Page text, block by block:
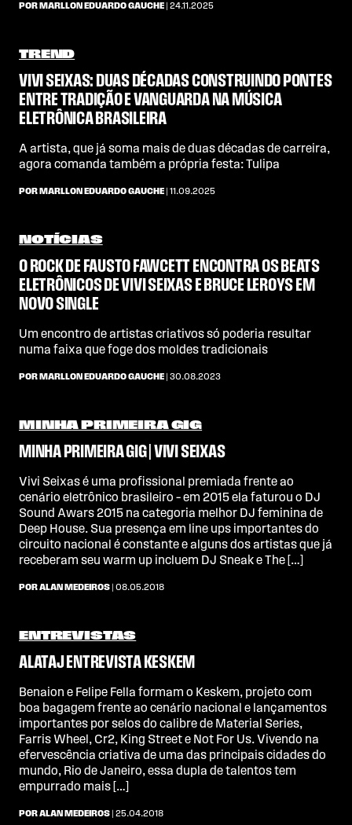
POR MARLLON EDUARDO GAUCHE | 24.11.2025
TREND
VIVI SEIXAS: DUAS DÉCADAS CONSTRUINDO PONTES
ENTRE TRADIÇÃO E VANGUARDA NA MÚSICA
ELETRÔNICA BRASILEIRA
A artista, que já soma mais de duas décadas de carreira,
agora comanda também a própria festa: Tulipa
POR MARLLON EDUARDO GAUCHE | 11.09.2025
NOTÍCIAS
O ROCK DE FAUSTO FAWCETT ENCONTRA OS BEATS
ELETRÔNICOS DE VIVI SEIXAS E BRUCE LEROYS EM
NOVO SINGLE
Um encontro de artistas criativos só poderia resultar
numa faixa que foge dos moldes tradicionais
POR MARLLON EDUARDO GAUCHE | 30.08.2023
MINHA PRIMEIRA GIG
MINHA PRIMEIRA GIG | VIVI SEIXAS
Vivi Seixas é uma profissional premiada frente ao
cenário eletrônico brasileiro – em 2015 ela faturou o DJ
Sound Awars 2015 na categoria melhor DJ feminina de
Deep House. Sua presença em line ups importantes do
circuito nacional é constante e alguns dos artistas que já
receberam seu warm up incluem DJ Sneak e The […]
POR ALAN MEDEIROS | 08.05.2018
ENTREVISTAS
ALATAJ ENTREVISTA KESKEM
Benaion e Felipe Fella formam o Keskem, projeto com
boa bagagem frente ao cenário nacional e lançamentos
importantes por selos do calibre de Material Series,
Farris Wheel, Cr2, King Street e Not For Us. Vivendo na
efervescência criativa de uma das principais cidades do
mundo, Rio de Janeiro, essa dupla de talentos tem
empurrado mais […]
POR ALAN MEDEIROS | 25.04.2018